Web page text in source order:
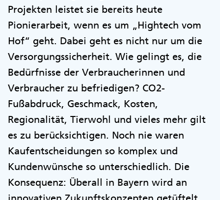
Projekten leistet sie bereits heute
Pionierarbeit, wenn es um „Hightech vom
Hof“ geht. Dabei geht es nicht nur um die
Versorgungssicherheit. Wie gelingt es, die
Bedürfnisse der Verbraucherinnen und
Verbraucher zu befriedigen? CO2-
Fußabdruck, Geschmack, Kosten,
Regionalität, Tierwohl und vieles mehr gilt
es zu berücksichtigen. Noch nie waren
Kaufentscheidungen so komplex und
Kundenwünsche so unterschiedlich. Die
Konsequenz: Überall in Bayern wird an